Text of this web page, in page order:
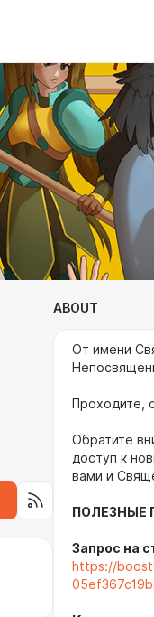
ABOUT
От имени
Проходите,
Обратите
доступ к
вами и
ПОЛЕЗНЫЕ
Запрос на
https://